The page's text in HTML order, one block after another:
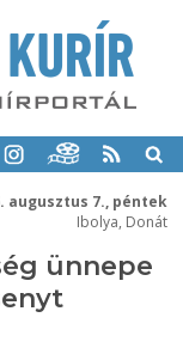
augusztus 7., péntek
Ibolya, Donát
ünnepe